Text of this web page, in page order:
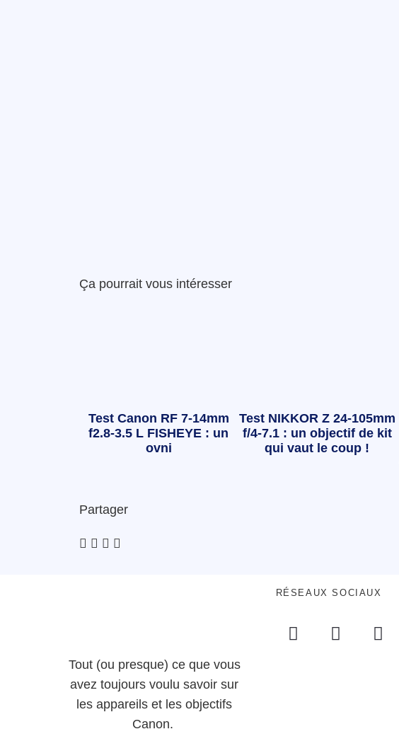
Ça pourrait vous intéresser
Test Canon RF 7-14mm
f2.8-3.5 L FISHEYE : un
ovni
Test NIKKOR Z 24-105mm
f/4-7.1 : un objectif de kit
qui vaut le coup !
Partager
Tout (ou presque) ce que vous
avez toujours voulu savoir sur
les appareils et les objectifs
Canon.
RÉSEAUX SOCIAUX